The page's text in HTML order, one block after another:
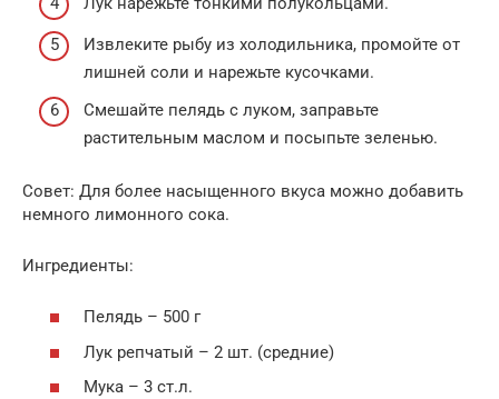
Извлеките рыбу из холодильника, промойте от
лишней соли и нарежьте кусочками.
Смешайте пелядь с луком, заправьте
растительным маслом и посыпьте зеленью.
Совет: Для более насыщенного вкуса можно добавить
немного лимонного сока.
Ингредиенты:
Пелядь – 500 г
Лук репчатый – 2 шт. (средние)
Мука – 3 ст.л.